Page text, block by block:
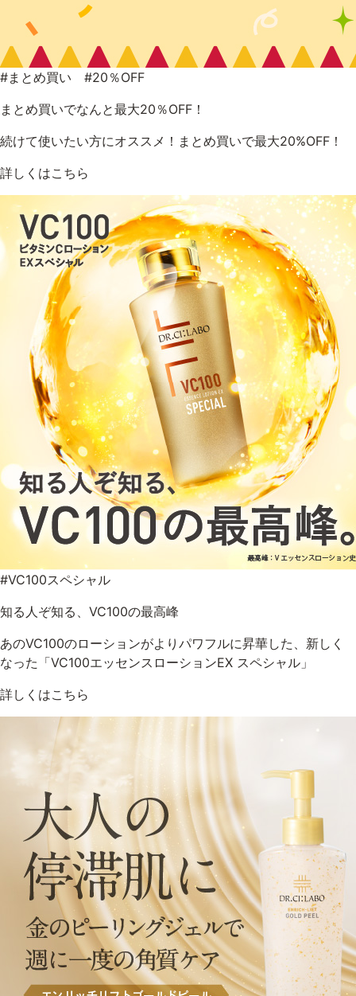
#まとめ買い #20％OFF
まとめ買いでなんと最大20％OFF！
続けて使いたい方にオススメ！まとめ買いで最大20%OFF！
詳しくはこちら
#VC100スペシャル
知る人ぞ知る、VC100の最高峰
あのVC100のローションがよりパワフルに昇華した、新しく
なった「VC100エッセンスローションEX スペシャル」
詳しくはこちら